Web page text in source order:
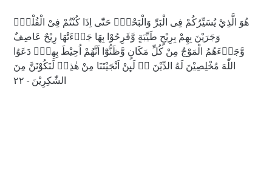
هُوَ الَّذِيْ يُسَيِّرُكُمْ فِى الْبَرِّ وَالْبَحْرِۗ حَتّٰٓى اِذَا كُنْتُمْ فِىْ الْفُلْكِۚ
وَجَرَيْنَ بِهِمْ بِرِيْحٍ طَيِّبَةٍ وَّفَرِحُوْا بِهَا جَاۤءَتْهَا رِيْحٌ عَاصِفٌ
وَّجَاۤءَهُمُ الْمَوْجُ مِنْ كُلِّ مَكَانٍ وَّظَنُّوْٓا اَنَّهُمْ اُحِيْطَ بِهِمْۙ دَعَوُا
اللّٰهَ مُخْلِصِيْنَ لَهُ الدِّيْنَ ەۚ لَىِٕنْ اَنْجَيْتَنَا مِنْ هٰذِهٖ لَنَكُوْنَنَّ مِنَ
الشّٰكِرِيْنَ - ٢٢